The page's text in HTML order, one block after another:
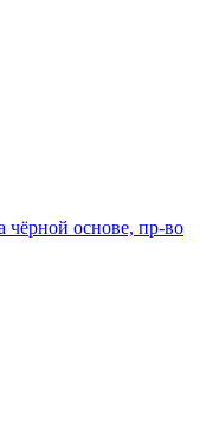
чёрной основе, пр-во